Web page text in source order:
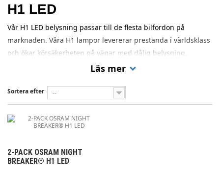
H1 LED
Vår H1 LED belysning passar till de flesta bilfordon på
marknaden. Våra H1 lampor levererar prestanda i världsklass
och ökar körsäkerheten på vägar med dålig belysning.
Läs mer
Sortera efter --
2-PACK OSRAM NIGHT
BREAKER® H1 LED